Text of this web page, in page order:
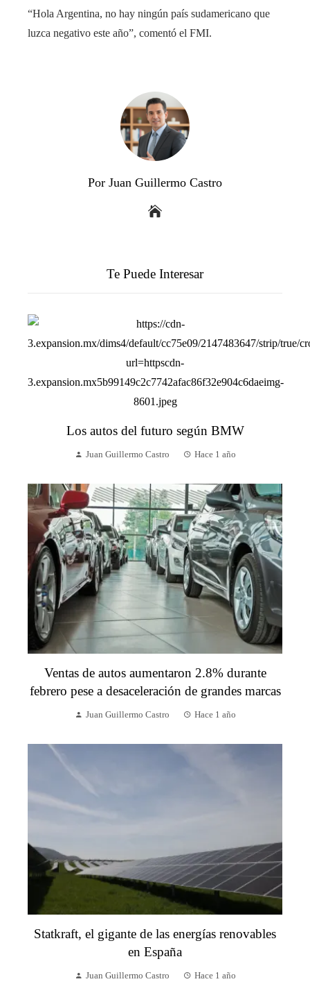
“Hola Argentina, no hay ningún país sudamericano que
luzca negativo este año”, comentó el FMI.
Por Juan Guillermo Castro
Te Puede Interesar
Los autos del futuro según BMW
Juan Guillermo Castro Hace 1 año
Ventas de autos aumentaron 2.8% durante
febrero pese a desaceleración de grandes marcas
Juan Guillermo Castro Hace 1 año
Statkraft, el gigante de las energías renovables
en España
Juan Guillermo Castro Hace 1 año